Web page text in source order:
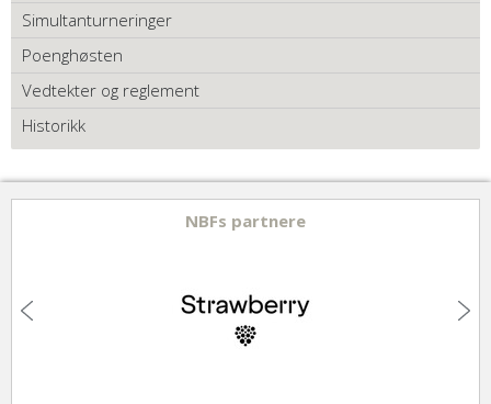
Simultanturneringer
Poenghøsten
Vedtekter og reglement
Historikk
NBFs partnere